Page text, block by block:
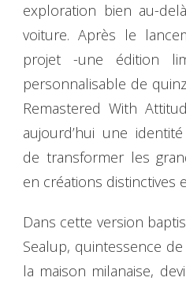
exploration bien au-
voiture. Après le
projet -une édition
personnalisable de
Remastered With
aujourd’hui une
de transformer les
en créations distinctives
Dans cette version
Sealup, quintessence
la maison milanaise,